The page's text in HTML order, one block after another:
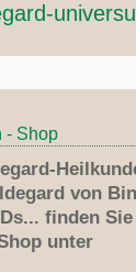
- Shop
von
finden
unter